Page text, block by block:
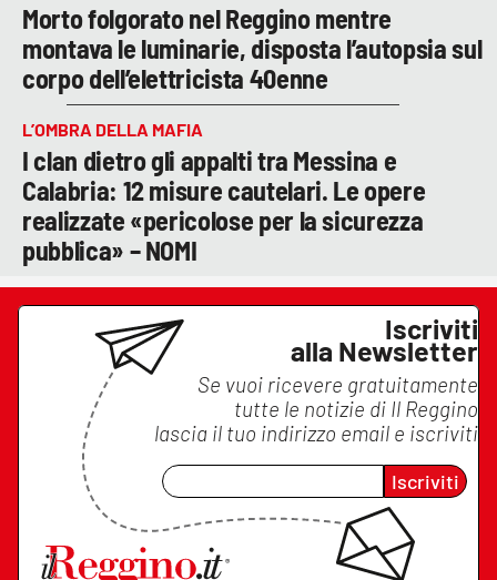
Morto folgorato nel Reggino mentre
montava le luminarie, disposta l’autopsia sul
corpo dell’elettricista 40enne
L’OMBRA DELLA MAFIA
I clan dietro gli appalti tra Messina e
Calabria: 12 misure cautelari. Le opere
realizzate «pericolose per la sicurezza
pubblica» – NOMI
Iscriviti
alla Newsletter
Se vuoi ricevere gratuitamente
tutte le notizie di Il Reggino
lascia il tuo indirizzo email e iscriviti
Iscriviti